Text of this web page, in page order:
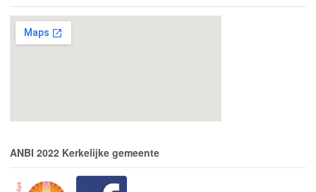
ANBI 2022 Kerkelijke gemeente